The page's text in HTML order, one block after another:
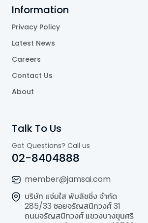
Information
Privacy Policy
Latest News
Careers
Contact Us
About
Talk To Us
Got Questions? Call us
02-8404888
member@jamsai.com
บริษัท แจ่มใส พับลิชชิ่ง จำกัด
285/33 ซอยจรัญสนิทวงศ์ 31
ถนนจรัญสนิทวงศ์ แขวงบางขุนศรี